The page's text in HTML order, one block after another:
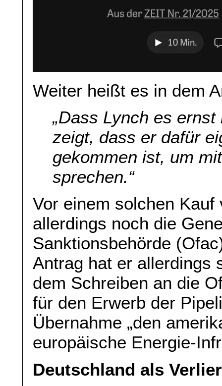
Weiter heißt es in dem
„Dass Lynch es
zeigt, dass er dafür
gekommen ist, um
sprechen.“
Vor einem solchen
allerdings noch die
Sanktionsbehörde
Antrag hat er allerdings
dem Schreiben an die
für den Erwerb der
Übernahme „den
europäische Energie-
Deutschland als